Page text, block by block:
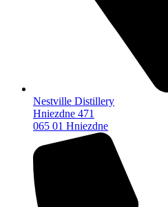
Nestville Distillery
Hniezdne 471
065 01 Hniezdne